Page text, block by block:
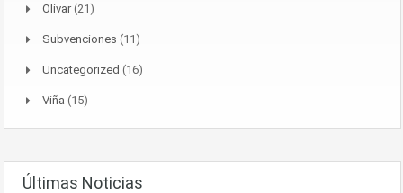
Olivar(21)
Subvenciones (11)
Uncategorized (16)
Viña (15)
Últimas Noticias